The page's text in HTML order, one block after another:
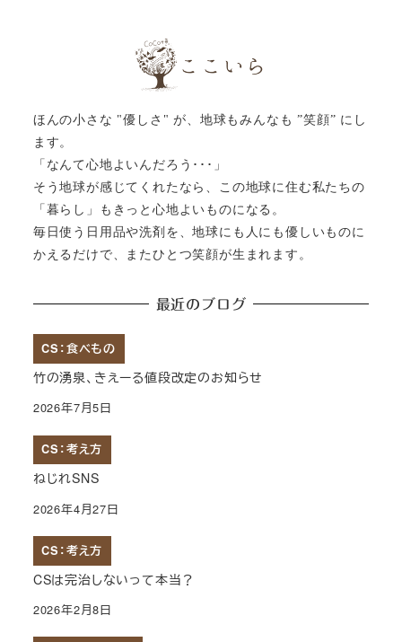
ほんの小さな "優しさ" が、地球もみんなも ”笑顔” にし
ます。
「なんて心地よいんだろう･･･」
そう地球が感じてくれたなら、この地球に住む私たちの
「暮らし」もきっと心地よいものになる。
毎日使う日用品や洗剤を、地球にも人にも優しいものに
かえるだけで、またひとつ笑顔が生まれます。
最近のブログ
CS：食べもの
竹の湧泉、きえーる値段改定のお知らせ
2026年7月5日
CS：考え方
ねじれSNS
2026年4月27日
CS：考え方
CSは完治しないって本当？
2026年2月8日